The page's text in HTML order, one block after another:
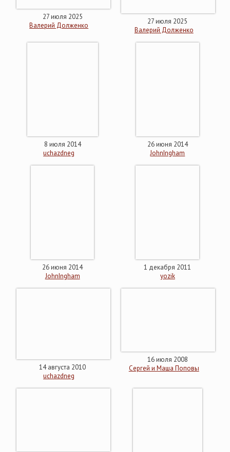
27 июля 2025
Валерий Долженко
27 июля 2025
Валерий Долженко
8 июля 2014
uchazdneg
26 июня 2014
JohnIngham
26 июня 2014
JohnIngham
1 декабря 2011
yozik
14 августа 2010
uchazdneg
16 июля 2008
Сергей и Маша Поповы